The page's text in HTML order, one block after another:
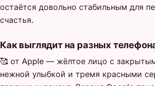
остаётся довольно стабильным для
счастья.
Как выглядит на разных
🥰 от Apple — жёлтое лицо с
нежной улыбкой и тремя красными